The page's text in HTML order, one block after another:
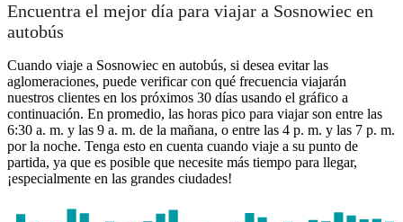
Encuentra el mejor día para viajar a Sosnowiec en
autobús
Cuando viaje a Sosnowiec en autobús, si desea evitar las
aglomeraciones, puede verificar con qué frecuencia viajarán
nuestros clientes en los próximos 30 días usando el gráfico a
continuación. En promedio, las horas pico para viajar son entre las
6:30 a. m. y las 9 a. m. de la mañana, o entre las 4 p. m. y las 7 p. m.
por la noche. Tenga esto en cuenta cuando viaje a su punto de
partida, ya que es posible que necesite más tiempo para llegar,
¡especialmente en las grandes ciudades!